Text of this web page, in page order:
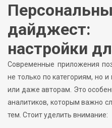
дайджест:
настройки
Современные приложения
не только по категориям, но
или даже авторам. Это
аналитиков, которым важно
тем. Стоит уделить внимание: